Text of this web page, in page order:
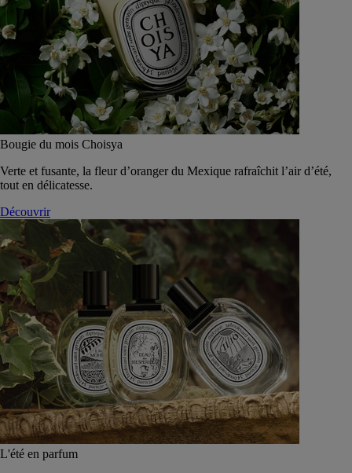
Bougie du mois Choisya
Verte et fusante, la fleur d’oranger du Mexique rafraîchit l’air d’été,
tout en délicatesse.
Découvrir
L'été en parfum